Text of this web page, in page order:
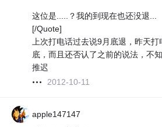
这位是.....？我的到现在也还没退...
[/Quote]
上次打电话过去说9月底退，昨天打
底，而且还否认了之前的说法，不
推迟
2012-10-11
apple147147